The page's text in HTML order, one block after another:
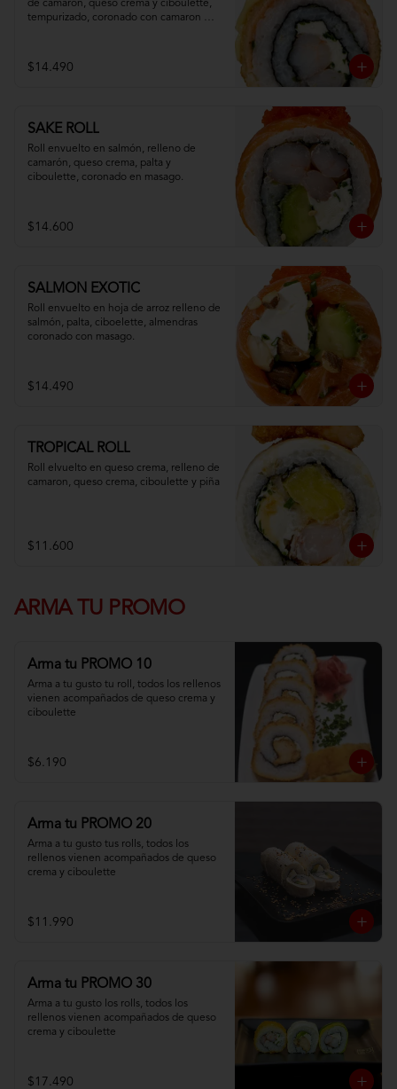
de camarón, queso crema y ciboulette,
tempurizado, coronado con camaron
$14.490
SAKE ROLL
Roll envuelto en salmón, relleno de
camarón, queso crema, palta y
ciboulette, coronado en masago.
$14.600
SALMON EXOTIC
Roll envuelto en hoja de arroz relleno de
salmón, palta, ciboelette, almendras
coronado con masago.
$14.490
TROPICAL ROLL
Roll elvuelto en queso crema, relleno de
camaron, queso crema, ciboulette y piña
$11.600
ARMA TU PROMO
Arma tu PROMO 10
Arma a tu gusto tu roll, todos los rellenos
vienen acompañados de queso crema y
ciboulette
$6.190
Arma tu PROMO 20
Arma a tu gusto tus rolls, todos los
rellenos vienen acompañados de queso
crema y ciboulette
$11.990
Arma tu PROMO 30
Arma a tu gusto los rolls, todos los
rellenos vienen acompañados de queso
crema y ciboulette
$17.490